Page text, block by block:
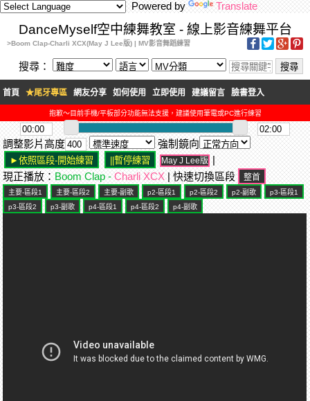
Powered by Translate
DanceMyself空中練舞教室 - 線上影音練舞平台
>Boom Clap-Charli XCX(May J Lee版) | MV影音舞蹈練習
搜尋：
首頁 ★尾牙專區 網友分享 如何使用 立即使用 建議留言 臉書登入
抱歉～目前手機/平板部分功能無法支援，建議使用筆電或PC進行練習
調整影片高度 強制鏡向
May J Lee版 |
現正播放： Boom Clap -Charli XCX | 快速切換區段